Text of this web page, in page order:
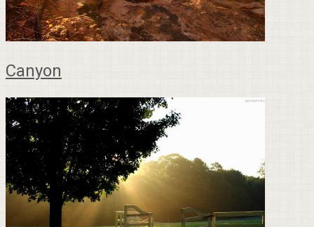
Canyon